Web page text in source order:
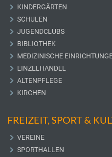
KINDERGÄRTEN
SCHULEN
JUGENDCLUBS
BIBLIOTHEK
MEDIZINISCHE
EINZELHANDEL
ALTENPFLEGE
KIRCHEN
FREIZEIT, SPORT &
VEREINE
SPORTHALLEN